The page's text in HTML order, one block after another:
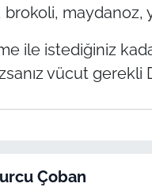
brokoli,
ile istediğiniz
vücut gerekli
Çoban